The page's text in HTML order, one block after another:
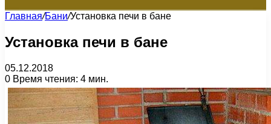
Главная/Бани/Установка печи в бане
Установка печи в бане
05.12.2018
0 Время чтения: 4 мин.